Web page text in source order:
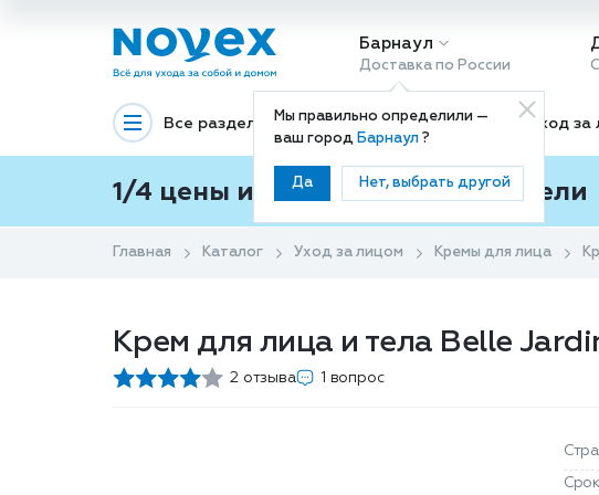
Барнаул
Доставка по России
Мы правильно определили —
ваш город Барнаул?
Да Нет, выбрать другой
Все разделы Декоративная косметика Уход
1/4 цены и покупки ваши с Подели
Главная Каталог Уход за лицом Кремы для лица
Крем для лица и тела Belle
2 отзыва 1 вопрос